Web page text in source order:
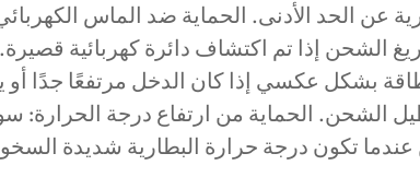
عن الحد الأدنى. الحماية ضد الماس
الشحن إذا تم اكتشاف دائرة كهربائية
بشكل عكسي إذا كان الدخل مرتفعًا جدًا أو
الشحن. الحماية من ارتفاع درجة
تكون درجة حرارة البطارية شديدة